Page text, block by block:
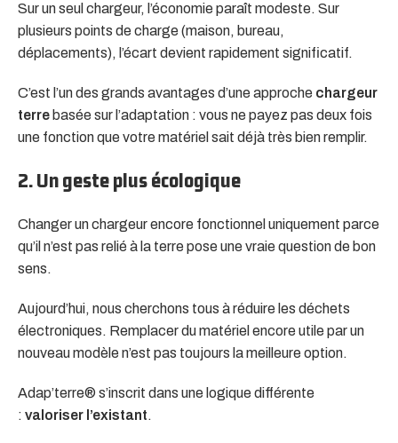
Sur un seul chargeur, l’économie paraît modeste. Sur
plusieurs points de charge (maison, bureau,
déplacements), l’écart devient rapidement significatif.
C’est l’un des grands avantages d’une approche chargeur
terre basée sur l’adaptation : vous ne payez pas deux fois
une fonction que votre matériel sait déjà très bien remplir.
2. Un geste plus écologique
Changer un chargeur encore fonctionnel uniquement parce
qu’il n’est pas relié à la terre pose une vraie question de bon
sens.
Aujourd’hui, nous cherchons tous à réduire les déchets
électroniques. Remplacer du matériel encore utile par un
nouveau modèle n’est pas toujours la meilleure option.
Adap’terre® s’inscrit dans une logique différente
: valoriser l’existant.